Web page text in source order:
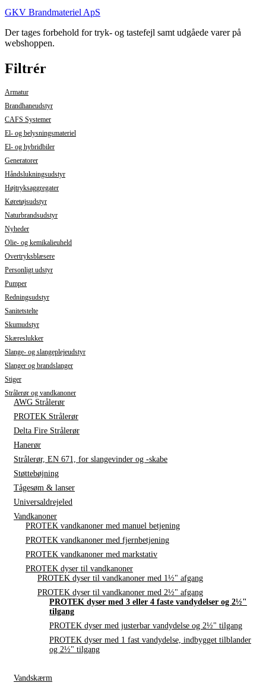
GKV Brandmateriel ApS
Der tages forbehold for tryk- og tastefejl samt udgåede varer på
webshoppen.
Filtrér
Armatur
Brandhaneudstyr
CAFS Systemer
El- og belysningsmateriel
El- og hybridbiler
Generatorer
Håndslukningsudstyr
Højtryksaggregater
Køretøjsudstyr
Naturbrandsudstyr
Nyheder
Olie- og kemikalieuheld
Overtryksblæsere
Personligt udstyr
Pumper
Redningsudstyr
Sanitetstelte
Skumudstyr
Skæreslukker
Slange- og slangeplejeudstyr
Slanger og brandslanger
Stiger
Strålerør og vandkanoner
AWG Strålerør
PROTEK Strålerør
Delta Fire Strålerør
Hanerør
Strålerør, EN 671, for slangevinder og -skabe
Støttebøjning
Tågesøm & lanser
Universaldrejeled
Vandkanoner
PROTEK vandkanoner med manuel betjening
PROTEK vandkanoner med fjernbetjening
PROTEK vandkanoner med markstativ
PROTEK dyser til vandkanoner
PROTEK dyser til vandkanoner med 1½" afgang
PROTEK dyser til vandkanoner med 2½" afgang
PROTEK dyser med 3 eller 4 faste vandydelser og 2½"
tilgang
PROTEK dyser med justerbar vandydelse og 2½" tilgang
PROTEK dyser med 1 fast vandydelse, indbygget tilblander
og 2½" tilgang
Vandskærm